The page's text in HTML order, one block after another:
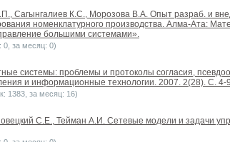
Сагынгалиев К.С., Морозова В.А. Опыт разраб. и
номенклатурного производства. Алма-Ата:
большими системами».
0, за месяц: 0)
системы: проблемы и протоколы согласия,
и информационные технологии. 2007. 2(28). С. 4-
1383, за месяц: 16)
С.Е., Тейман А.И. Сетевые модели и задачи